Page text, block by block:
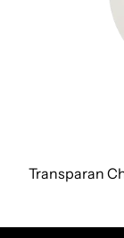
Transparan